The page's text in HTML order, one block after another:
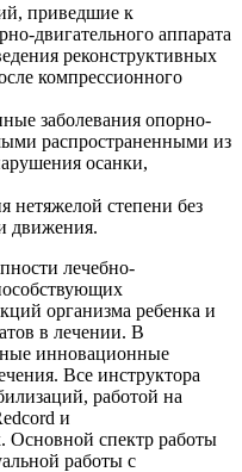
приведшие к
двигательного аппарата
реконструктивных
компрессионного
заболевания опорно-
распространенными из
осанки,
нетяжелой степени без
движения.
лечебно-
организма ребенка и
в лечении. В
инновационные
Все инструктора
работой на
и
Основной спектр работы
работы с